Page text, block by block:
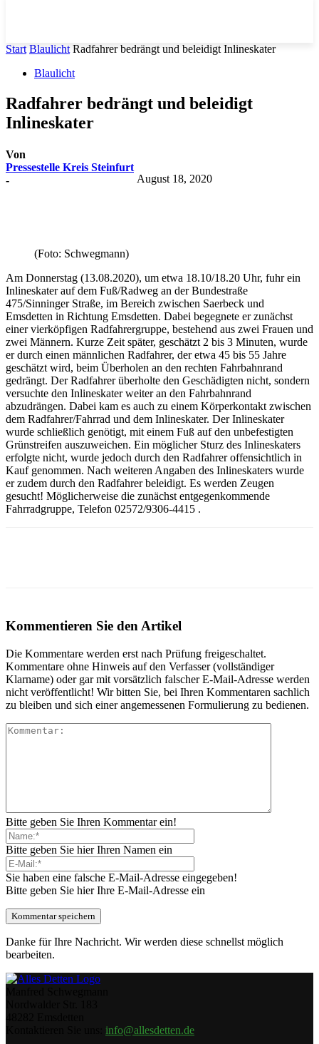
Start Blaulicht Radfahrer bedrängt und beleidigt Inlineskater
Blaulicht
Radfahrer bedrängt und beleidigt
Inlineskater
Von
Pressestelle Kreis Steinfurt
-
August 18, 2020
(Foto: Schwegmann)
Am Donnerstag (13.08.2020), um etwa 18.10/18.20 Uhr, fuhr ein
Inlineskater auf dem Fuß/Radweg an der Bundestraße
475/Sinninger Straße, im Bereich zwischen Saerbeck und
Emsdetten in Richtung Emsdetten. Dabei begegnete er zunächst
einer vierköpfigen Radfahrergruppe, bestehend aus zwei Frauen und
zwei Männern. Kurze Zeit später, geschätzt 2 bis 3 Minuten, wurde
er durch einen männlichen Radfahrer, der etwa 45 bis 55 Jahre
geschätzt wird, beim Überholen an den rechten Fahrbahnrand
gedrängt. Der Radfahrer überholte den Geschädigten nicht, sondern
versuchte den Inlineskater weiter an den Fahrbahnrand
abzudrängen. Dabei kam es auch zu einem Körperkontakt zwischen
dem Radfahrer/Fahrrad und dem Inlineskater. Der Inlineskater
wurde schließlich genötigt, mit einem Fuß auf den unbefestigten
Grünstreifen auszuweichen. Ein möglicher Sturz des Inlineskaters
erfolgte nicht, wurde jedoch durch den Radfahrer offensichtlich in
Kauf genommen. Nach weiteren Angaben des Inlineskaters wurde
er zudem durch den Radfahrer beleidigt. Es werden Zeugen
gesucht! Möglicherweise die zunächst entgegenkommende
Fahrradgruppe, Telefon 02572/9306-4415 .
Kommentieren Sie den Artikel
Die Kommentare werden erst nach Prüfung freigeschaltet.
Kommentare ohne Hinweis auf den Verfasser (vollständiger
Klarname) oder gar mit vorsätzlich falscher E-Mail-Adresse werden
nicht veröffentlicht! Wir bitten Sie, bei Ihren Kommentaren sachlich
zu bleiben und sich einer angemessenen Formulierung zu bedienen.
Bitte geben Sie Ihren Kommentar ein!
Bitte geben Sie hier Ihren Namen ein
Sie haben eine falsche E-Mail-Adresse eingegeben!
Bitte geben Sie hier Ihre E-Mail-Adresse ein
Danke für Ihre Nachricht. Wir werden diese schnellst möglich
bearbeiten.
info@allesdetten.de